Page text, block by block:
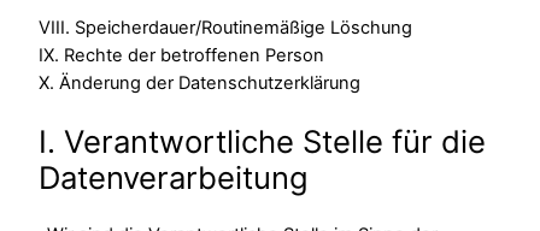
VIII. Speicherdauer/Routinemäßige Löschung
IX. Rechte der betroffenen Person
X. Änderung der Datenschutzerklärung
I. Verantwortliche Stelle für die
Datenverarbeitung